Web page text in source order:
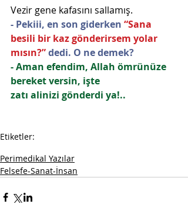
Vezir gene kafasını sallamış.
- Pekiii, en son giderken “Sana
besili bir kaz gönderirsem yolar
mısın?” dedi. O ne demek?
- Aman efendim, Allah ömrünüze
bereket versin, işte
zatı alinizi gönderdi ya!..
Etiketler:
Perimedikal Yazılar
Felsefe-Sanat-İnsan